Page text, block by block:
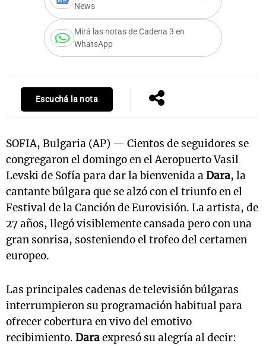
News
Mirá las notas de Cadena 3 en
WhatsApp
Escuchá la nota
SOFIA, Bulgaria (AP) — Cientos de seguidores se
congregaron el domingo en el Aeropuerto Vasil
Levski de Sofía para dar la bienvenida aDara, la
cantante búlgara que se alzó con el triunfo en el
Festival de la Canción de Eurovisión. La artista, de
27 años, llegó visiblemente cansada pero con una
gran sonrisa, sosteniendo el trofeo del certamen
europeo.
Las principales cadenas de televisión búlgaras
interrumpieron su programación habitual para
ofrecer cobertura en vivo del emotivo
recibimiento. Daraexpresó su alegría al decir: